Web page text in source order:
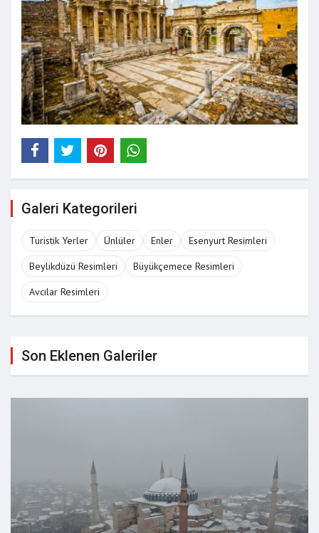
Galeri Kategorileri
Turistik Yerler Ünlüler Enler
Esenyurt Resimleri
Beylikdüzü Resimleri
Büyükçemece Resimleri
Avcılar Resimleri
Son Eklenen Galeriler